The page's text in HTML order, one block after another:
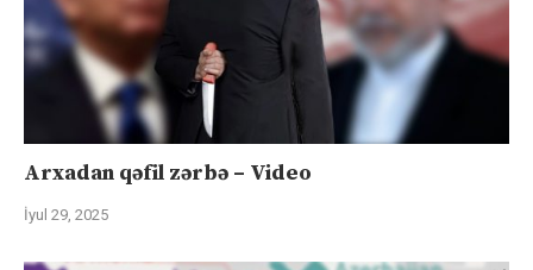
Arxadan qəfil zərbə – Video
İyul 29, 2025